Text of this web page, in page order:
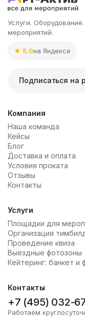
Услуги.
мероприятий.
★ 5.0на Яндексе
Подписаться на
Компания
Наша команда
Кейсы
Блог
Доставка и оплата
Условия проката
Отзывы
Контакты
Услуги
Площадки для
Организация
Проведение квиза
Выездные фотозоны
Кейтеринг: банкет и
Контакты
+7 (495) 032-
Работаем